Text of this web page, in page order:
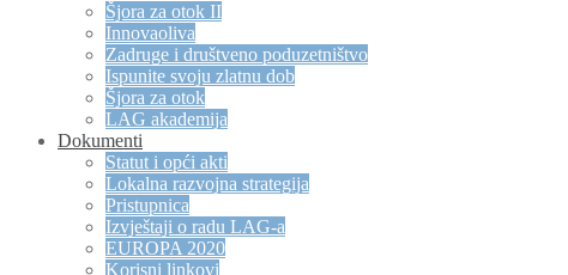
Šjora za otok II
Innovaoliva
Zadruge i društveno poduzetništvo
Ispunite svoju zlatnu dob
Šjora za otok
LAG akademija
Dokumenti
Statut i opći akti
Lokalna razvojna strategija
Pristupnica
Izvještaji o radu LAG-a
EUROPA 2020
Korisni linkovi